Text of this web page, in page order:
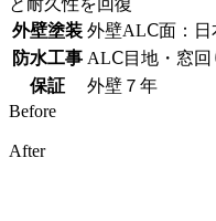
外壁塗装 外壁ALⅭ面：
防水工事 ALⅭ目地・窓回
保証
外壁７年
Before
After